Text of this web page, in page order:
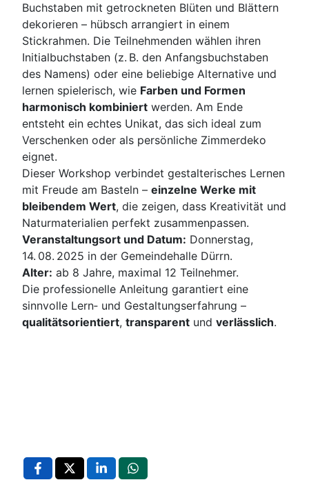
Buchstaben mit getrockneten Blüten und Blättern
dekorieren – hübsch arrangiert in einem
Stickrahmen. Die Teilnehmenden wählen ihren
Initialbuchstaben (z. B. den Anfangsbuchstaben
des Namens) oder eine beliebige Alternative und
lernen spielerisch, wie Farben und Formen
harmonisch kombiniert werden. Am Ende
entsteht ein echtes Unikat, das sich ideal zum
Verschenken oder als persönliche Zimmerdeko
eignet.
Dieser Workshop verbindet gestalterisches Lernen
mit Freude am Basteln – einzelne Werke mit
bleibendem Wert, die zeigen, dass Kreativität und
Naturmaterialien perfekt zusammenpassen.
Veranstaltungsort und Datum: Donnerstag,
14. 08. 2025 in der Gemeindehalle Dürrn.
Alter: ab 8 Jahre, maximal 12 Teilnehmer.
Die professionelle Anleitung garantiert eine
sinnvolle Lern‑ und Gestaltungserfahrung –
qualitätsorientiert, transparent und verlässlich.